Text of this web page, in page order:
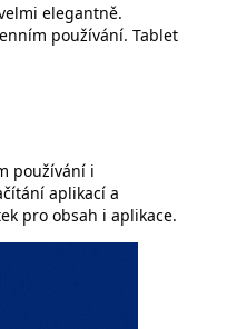
elegantně.
používání. Tablet
používání i
aplikací a
pro obsah i aplikace.